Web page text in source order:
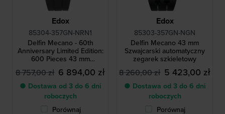
Edox
85304-357GN-NRN1
Delfin Mecano - 60th
Anniversary Limited Edition:
600 Pieces 43 mm
Szwajcarski automatyczny
zegarek z wodoodporną
torebką
8 757,00 zł 6 894,00 zł
● Dostawa od 3 do 6 dni
roboczych
Porównaj
Edox
85303-357GN-NGN
Delfin Mecano 43 mm
Szwajcarski automatyczny
zegarek szkieletowy
8 260,00 zł 5 423,00 zł
● Dostawa od 3 do 6 dni
roboczych
Porównaj